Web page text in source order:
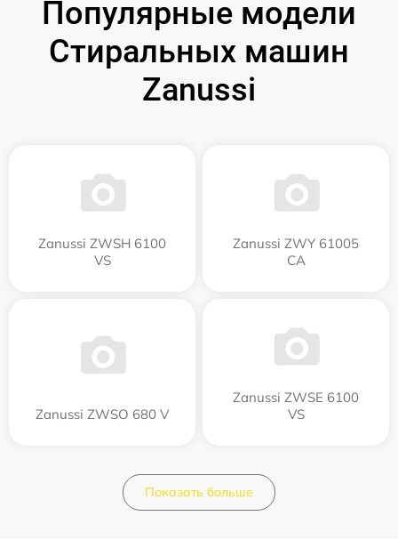
Популярные модели
Стиральных машин
Zanussi
Zanussi ZWSH 6100
VS
Zanussi ZWY 61005
CA
Zanussi ZWSO 680 V
Zanussi ZWSE 6100
VS
Показать больше